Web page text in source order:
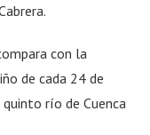
con la
de cada 24 de
río de Cuenca